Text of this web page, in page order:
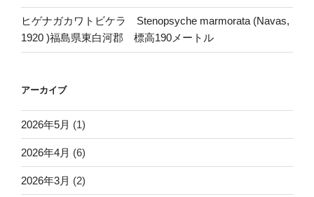
ヒゲナガカワトビケラ Stenopsyche marmorata (Navas,
1920 )福島県東白河郡 標高190メートル
アーカイブ
2026年5月 (1)
2026年4月 (6)
2026年3月 (2)